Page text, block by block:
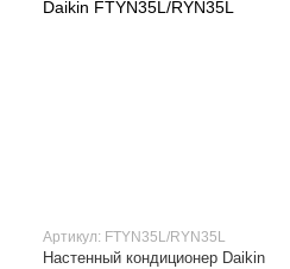
Артикул: FTYN35L/RYN35L
Настенный кондиционер Daikin